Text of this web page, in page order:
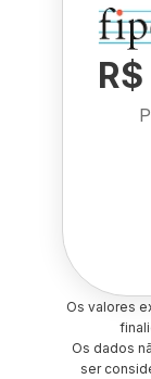
Os valores
Os dados
ser